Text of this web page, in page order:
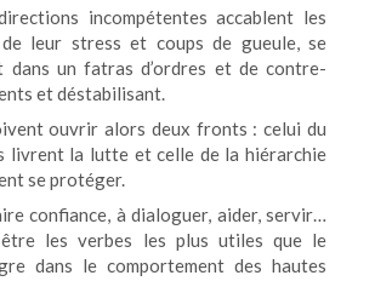
incompétentes accablent les
leur stress et coups de gueule, se
dans un fatras d’ordres et de contre-
et déstabilisant.
ouvrir alors deux fronts : celui du
livrent la lutte et celle de la hiérarchie
se protéger.
confiance, à dialoguer, aider, servir…
les verbes les plus utiles que le
dans le comportement des hautes